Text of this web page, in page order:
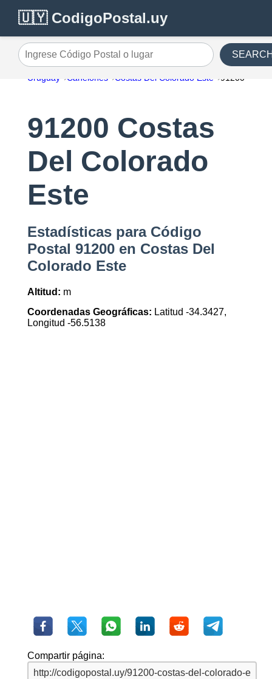
🇺🇾 CodigoPostal.uy
Ingrese Código Postal o lugar
Uruguay Canelones Costas Del Colorado Este 91200
91200 Costas
Del Colorado
Este
Estadísticas para Código
Postal 91200 en Costas Del
Colorado Este
Altitud: m
Coordenadas Geográficas: Latitud -34.3427,
Longitud -56.5138
Compartir página: